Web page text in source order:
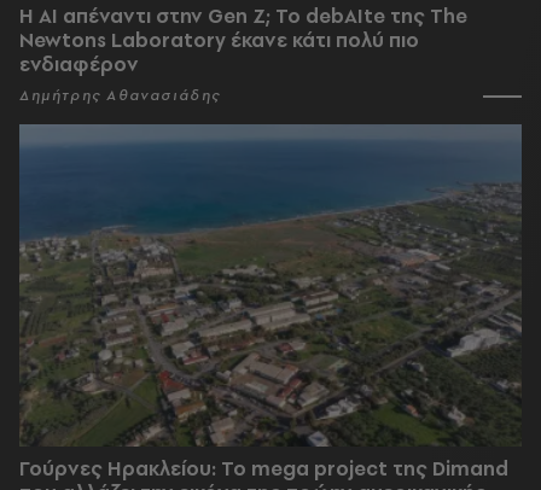
Η AI απέναντι στην Gen Z; Το debAIte της The
Newtons Laboratory έκανε κάτι πολύ πιο
ενδιαφέρον
Δημήτρης Αθανασιάδης
Γούρνες Ηρακλείου: To mega project της Dimand